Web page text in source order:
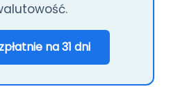
na 31 dni